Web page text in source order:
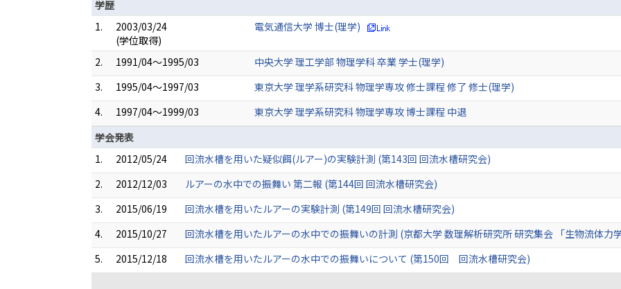
学歴
1.
2003/03/24
(学位取得)
電気通信大学 博士(理学)
2. 1991/04～1995/03
中央大学 理工学部 物理学科 卒業 学士(理学)
3.
1995/04～1997/03
東京大学 理学系研究科 物理学専攻 修士課程 修了 修士(理学)
4.
1997/04～1999/03
東京大学 理学系研究科 物理学専攻 博士課程 中退
学会発表
1.
2012/05/24
回流水槽を用いた疑似餌(ルアー)の実験計測 (第143回 回流水槽研究会)
2.
2012/12/03
ルアーの水中での振舞い 第二報 (第144回 回流水槽研究会)
3.
2015/06/19
回流水槽を用いたルアーの実験計測 (第149回 回流水槽研究会)
4.
2015/10/27
回流水槽を用いたルアーの水中での振舞いの計測 (京都大学 数理解析研究所 研究集会 「生物流体力
5.
2015/12/18
回流水槽を用いたルアーの水中での振舞いについて (第150回 回流水槽研究会)